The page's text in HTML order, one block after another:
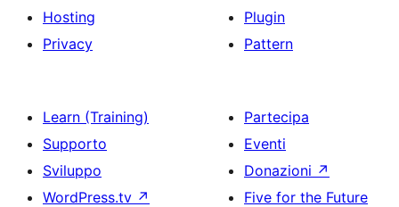
Hosting
Privacy
Plugin
Pattern
Learn (Training)
Supporto
Sviluppo
WordPress.tv ↗
Partecipa
Eventi
Donazioni ↗
Five for the Future